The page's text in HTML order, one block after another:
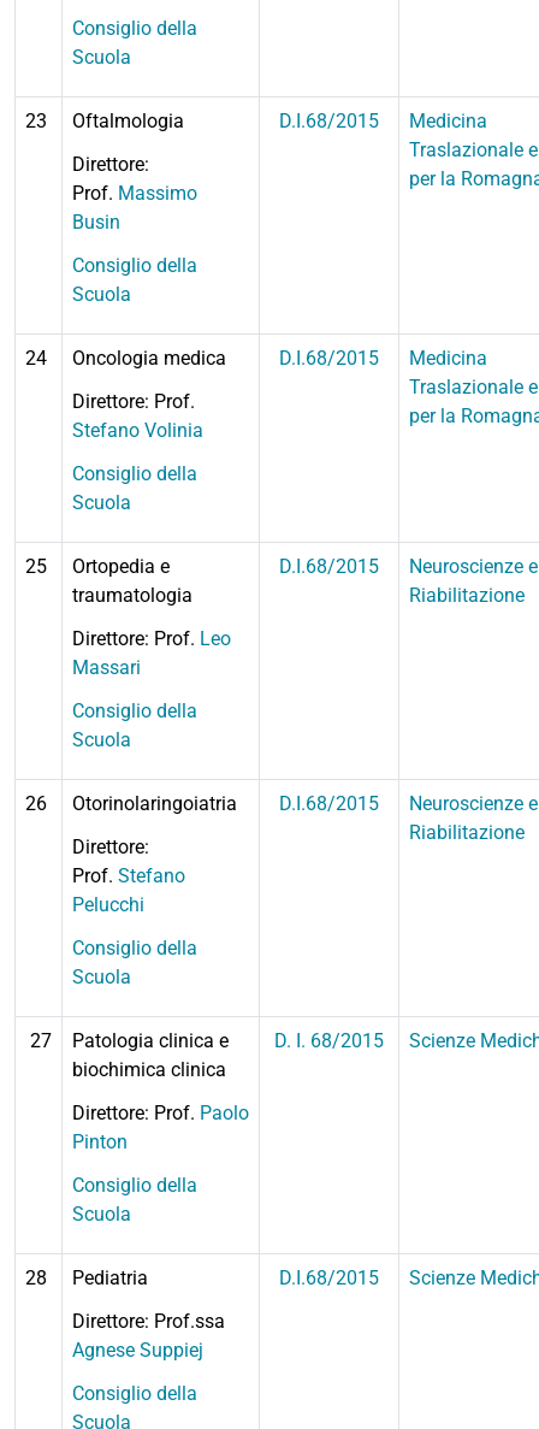
Consiglio della
Scuola
23
Oftalmologia
Direttore:
Prof. Massimo
Busin
Consiglio della
Scuola
D.I.68/2015
Medicina
Traslazionale e
per la
24
Oncologia medica
Direttore: Prof.
Stefano Volinia
Consiglio della
Scuola
D.I.68/2015
Medicina
Traslazionale e
per la
25
Ortopedia e
traumatologia
Direttore: Prof. Leo
Massari
Consiglio della
Scuola
D.I.68/2015
Neuroscienze e
Riabilitazione
26
Otorinolaringoiatria
Direttore:
Prof. Stefano
Pelucchi
Consiglio della
Scuola
D.I.68/2015
Neuroscienze e
Riabilitazione
27
Patologia clinica e
biochimica clinica
Direttore: Prof. Paolo
Pinton
Consiglio della
Scuola
D. I. 68/2015 Scienze
28
Pediatria
Direttore: Prof.ssa
Agnese Suppiej
Consiglio della
Scuola
D.I.68/2015 Scienze